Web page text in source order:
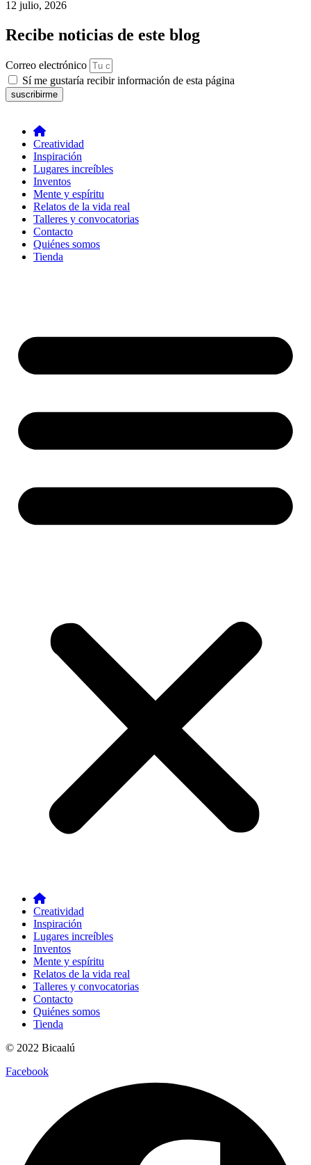
12 julio, 2026
Recibe noticias de este blog
Correo electrónico
Sí me gustaría recibir información de esta página
suscribirme
Creatividad
Inspiración
Lugares increíbles
Inventos
Mente y espíritu
Relatos de la vida real
Talleres y convocatorias
Contacto
Quiénes somos
Tienda
Creatividad
Inspiración
Lugares increíbles
Inventos
Mente y espíritu
Relatos de la vida real
Talleres y convocatorias
Contacto
Quiénes somos
Tienda
© 2022 Bicaalú
Facebook